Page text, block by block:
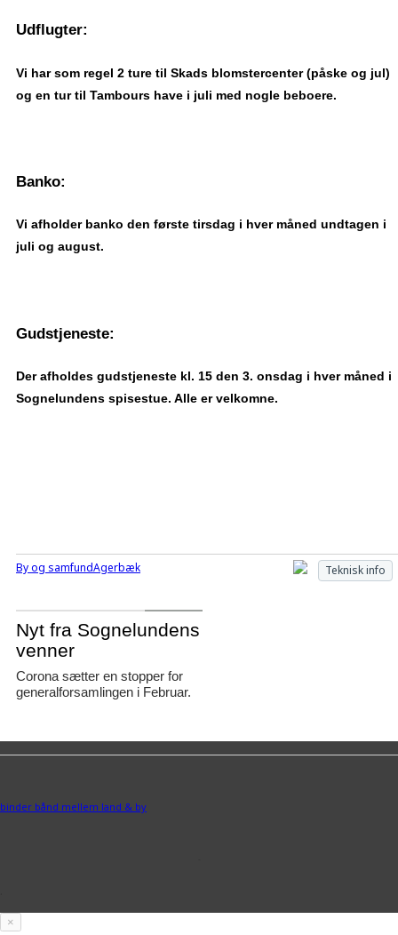
Udflugter:
Vi har som regel 2 ture til Skads blomstercenter (påske og jul)
og en tur til Tambours have i juli med nogle beboere.
Banko:
Vi afholder banko den første tirsdag i hver måned undtagen i
juli og august.
Gudstjeneste:
Der afholdes gudstjeneste kl. 15 den 3. onsdag i hver måned i
Sognelundens spisestue. Alle er velkomne.
By og samfundAgerbæk Teknisk info
Nyt fra Sognelundens
venner
Corona sætter en stopper for
generalforsamlingen i Februar.
binder bånd mellem land & by
×